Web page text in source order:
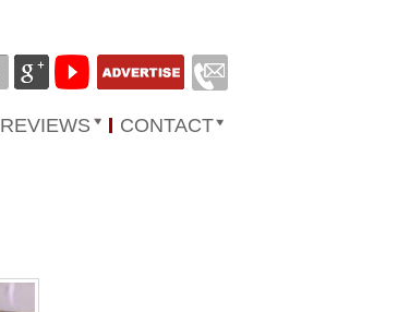
REVIEWS CONTACT